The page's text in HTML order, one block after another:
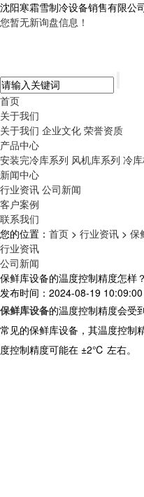
沈阳寒霜雪制冷设备销售有限公
您暂无新询盘信息！
首页
关于我们
关于我们 企业文化 荣誉资质
产品中心
安装完冷库系列 风机库系列 冷
新闻中心
行业资讯 公司新闻
客户案例
联系我们
您的位置： 首页 > 行业资讯 > 保
行业资讯
公司新闻
保鲜库设备的温度控制精度怎样？
发布时间：2024-08-19 10:09:00
保鲜库设备的温度控制精度会受
常见的保鲜库设备，其温度控
度控制精度可能在 ±2℃ 左右。